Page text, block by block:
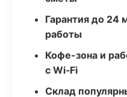
Гарантия до 24
работы
Кофе-зона и
с Wi‑Fi
Склад